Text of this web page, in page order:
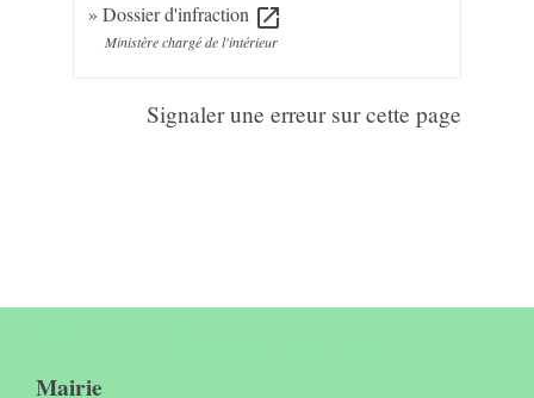
Dossier d'infraction open_in_new
Ministère chargé de l'intérieur
Signaler une erreur sur cette page
Mairie